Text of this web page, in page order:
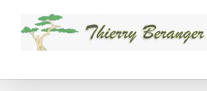
content